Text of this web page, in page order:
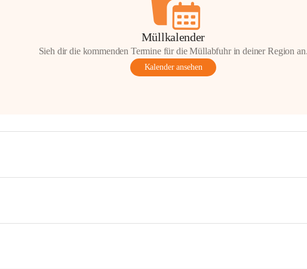
Müllkalender
Sieh dir die kommenden Termine für die Müllabfuhr in deiner Region
Kalender ansehen